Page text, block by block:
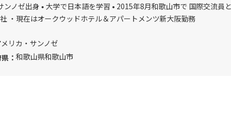
ンノゼ出身 • 大学で日本語を学習 • 2015年8月和歌山市で 国際交流員
・現在はオークウッドホテル＆アパートメンツ新大阪勤務
メリカ・サンノゼ
： 和歌山県和歌山市